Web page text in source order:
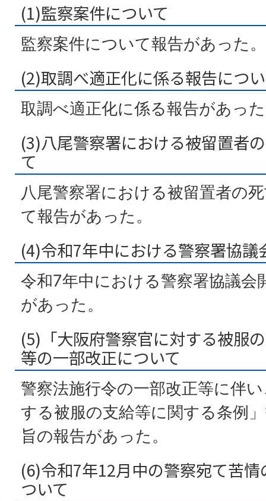
(1)監察案件について
監察案件について報告があった。
(2)取調べ適正化に係る報告につ
取調べ適正化に係る報告があっ
(3)八尾警察署における被留置者
て
八尾警察署における被留置者の
て報告があった。
(4)令和7年中における警察署協議
令和7年中における警察署協議会
があった。
(5)「大阪府警察官に対する被服
等の一部改正について
警察法施行令の一部改正等に伴
する被服の支給等に関する条例
旨の報告があった。
(6)令和7年12月中の警察宛て苦
ついて